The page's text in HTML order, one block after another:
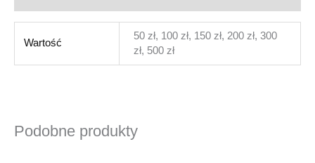
Wartość
50 zł, 100 zł, 150 zł, 200 zł, 300
zł, 500 zł
Podobne produkty